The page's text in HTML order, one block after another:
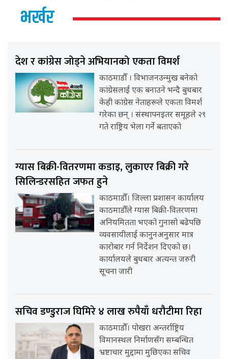
भर्खर
देश र कांग्रेस जोड्ने अभियानको एकता विमर्श
काठमाडौँ । विभाजनउन्मुख बनेको
कांग्रेसलाई एक बनाउने भन्दै बुधबार
केही कांग्रेस नेताहरूले एकता विमर्श
गरेका छन् । संस्थापनइतर समूहले २९
गते राष्ट्रिय भेला गर्ने बताएको
ग्यास बिक्री-वितरणमा कडाइ, लुकाएर बिक्री गरे
सिलिन्डरसहित जफत हुने
काठमाडौँ। जिल्ला प्रशासन कार्यालय
काठमाडौँले ग्यास बिक्री-वितरणमा
अनियमितता भएको गुनासो बढेपछि
व्यवसायीलाई कानुनअनुसार मात्र
कारोबार गर्न निर्देशन दिएको छ।
कार्यालयले बुधबार अत्यन्त जरुरी
सूचना जारी
सचिव डण्डुराज घिमिरे ४ लाख रुपैयाँ धरौटीमा रिहा
काठमाडौँ। पोखरा अन्तर्राष्ट्रिय
विमानस्थल निर्माणसँग सम्बन्धित
भ्रष्टाचार मुद्दामा मुछिएका सचिव